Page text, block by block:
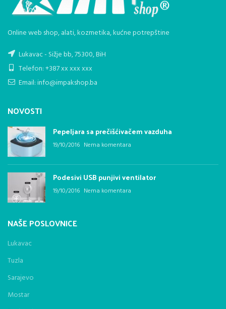
Online web shop, alati, kozmetika, kućne potrepštine
Lukavac - Sižje bb, 75300, BiH
Telefon: +387 xx xxx xxx
Email: info@impakshop.ba
NOVOSTI
Pepeljara sa prečišćivačem vazduha
19/10/2016 Nema komentara
Podesivi USB punjivi ventilator
19/10/2016 Nema komentara
NAŠE POSLOVNICE
Lukavac
Tuzla
Sarajevo
Mostar